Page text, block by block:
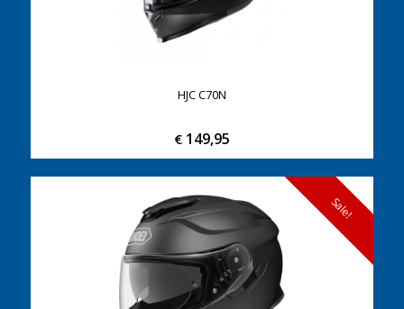
HJC C70N
€149,95
Sale!